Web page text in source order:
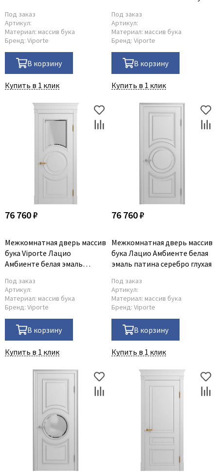
Под заказ
Артикул:
Материал: массив бука
Бренд: Viporte
В корзину
Купить в 1 клик
Под заказ
Артикул:
Материал: массив бука
Бренд: Viporte
В корзину
Купить в 1 клик
76 760 ₽
Межкомнатная дверь массив
бука Viporte Лацио
Амбиенте белая эмаль
Под заказ
Артикул:
Материал: массив бука
Бренд: Viporte
В корзину
Купить в 1 клик
76 760 ₽
Межкомнатная дверь массив
бука Лацио Амбиенте белая
эмаль патина серебро глухая
Под заказ
Артикул:
Материал: массив бука
Бренд: Viporte
В корзину
Купить в 1 клик